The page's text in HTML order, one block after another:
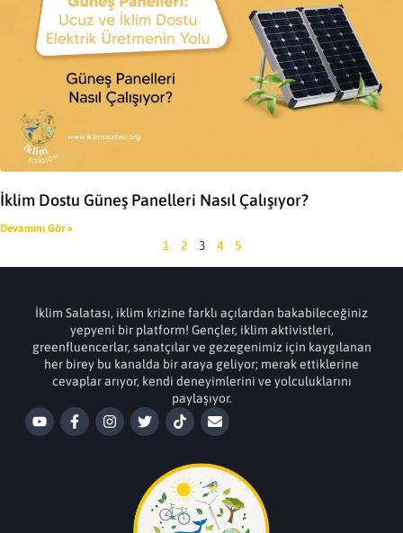
İklim Dostu Güneş Panelleri Nasıl Çalışıyor?
Devamını Gör »
1 2 3 4 5
İklim Salatası, iklim krizine farklı açılardan bakabileceğiniz
yepyeni bir platform! Gençler, iklim aktivistleri,
greenfluencerlar, sanatçılar ve gezegenimiz için kaygılanan
her birey bu kanalda bir araya geliyor; merak ettiklerine
cevaplar arıyor, kendi deneyimlerini ve yolculuklarını
paylaşıyor.